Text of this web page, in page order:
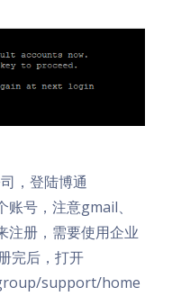
，登陆博通
账号，注意gmail、
注册，需要使用企业
完后，打开
support/home